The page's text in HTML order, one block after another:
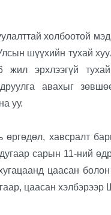
холбоотой
шүүхийн тухай
жил эрхлээгүй
авахыг
уу.
хавсралт
сарын 11-ний
цаасан
цаасан